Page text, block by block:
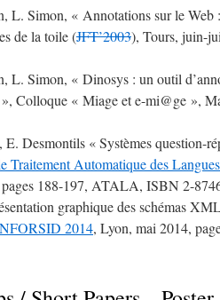
L. Simon, « Annotations sur le Web
de la toile (JFT’2003), Tours, juin-
L. Simon, « Dinosys : un outil
», Colloque « Miage et e-mi@ge »,
Desmontils « Systèmes question-
Traitement Automatique des
188-197, ATALA, ISBN 2-
graphique des schémas
2014, Lyon, mai 2014,